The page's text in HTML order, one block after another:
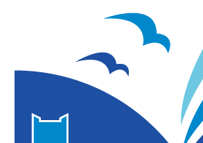
日本最大3,500機のド
ー「YOKOHAMA
DRONE SHOW」（ヨ